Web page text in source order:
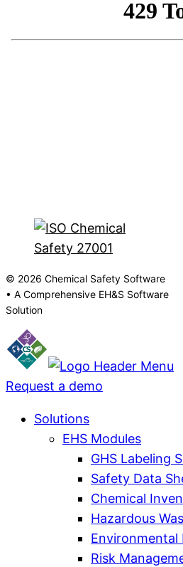
© 2026 Chemical Safety Software
• A Comprehensive EH&S Software
Solution
Request a demo
Solutions
EHS Modules
GHS Labeling
Safety Data
Chemical
Hazardous
Environmental
Risk